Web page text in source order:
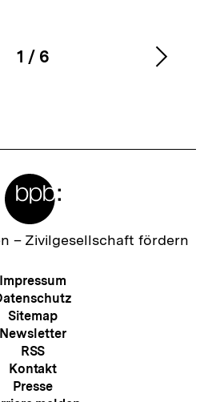
Karussellinhalt
1
von
/ 6
– Zivilgesellschaft fördern
Meta-
Navigation
Impressum
Sitemap
Newsletter
RSS
Kontakt
Presse